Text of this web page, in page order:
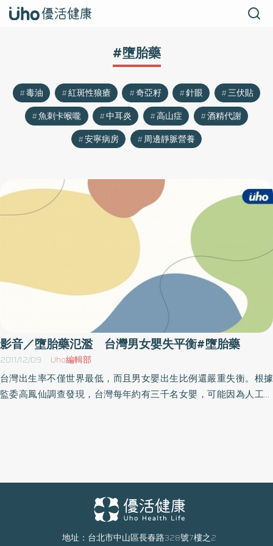
#墮胎藥
毒油 紅斑性狼瘡 奇亞籽 針眼
三伏貼
魚刺卡喉嚨
中耳炎 高山症
酒精代謝
安寧病房
周邊靜脈營養
影音／墮胎藥氾濫 台灣男女嬰失平衡#墮胎藥
2011/12/09 Uho編輯部
台灣出生率不僅世界最低，而且男女嬰出生比例還嚴重失衡。根據
監委高鳳仙調查發現，台灣每年約有三千名女嬰，可能因為人工流
通過糾正國健局和食品藥物管理局。此外監委也認為，國健局和食
藥局都沒有監測醫師處方RU486、墮胎藥的數量、使用原因或法律
上的理由，更未針對使用數量異常的醫療院所，查核有無以RU486
地址：台北市中山區長春路328號7樓之2